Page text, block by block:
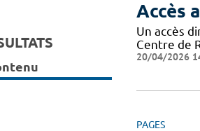
Accès
Un accès
Centre de
20/04/2026
PAGES